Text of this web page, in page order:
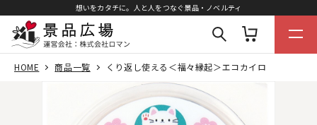
想いをカタチに。人と人をつなぐ景品・ノベルティ
HOME 商品一覧 くり返し使える＜福々縁起＞エコカイロ